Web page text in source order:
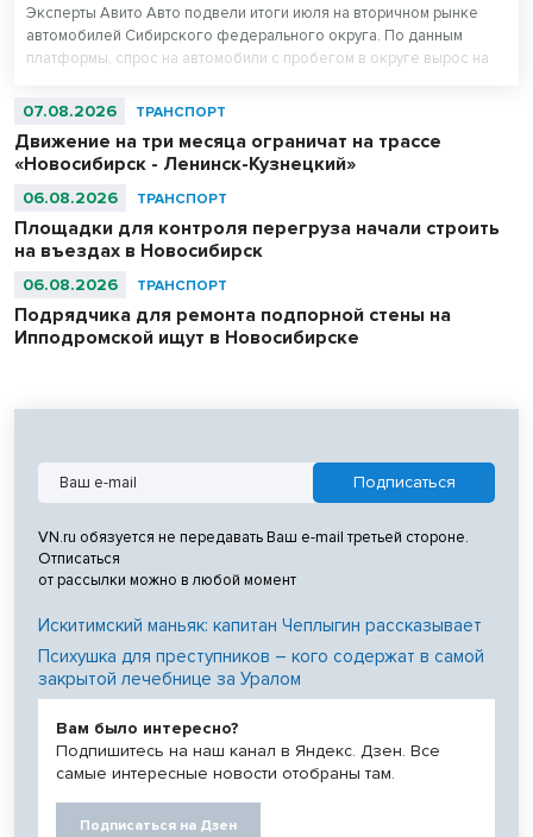
Эксперты Авито Авто подвели итоги июля на вторичном рынке
автомобилей Сибирского федерального округа. По данным
платформы, спрос на автомобили с пробегом в округе вырос на
популярных моделей вошли LADA 2107, LADA 2114 Samara и LADA
Priora и Honda Accord.
07.08.2026 ТРАНСПОРТ
Движение на три месяца ограничат на трассе
«Новосибирск - Ленинск-Кузнецкий»
06.08.2026 ТРАНСПОРТ
Площадки для контроля перегруза начали строить
на въездах в Новосибирск
06.08.2026 ТРАНСПОРТ
Подрядчика для ремонта подпорной стены на
Ипподромской ищут в Новосибирске
VN.ru обязуется не передавать Ваш e-mail третьей стороне.
Отписаться
от рассылки можно в любой момент
Искитимский маньяк: капитан Чеплыгин рассказывает
Психушка для преступников – кого содержат в самой
закрытой лечебнице за Уралом
Вам было интересно?
Подпишитесь на наш канал в Яндекс. Дзен. Все
самые интересные новости отобраны там.
Подписаться на Дзен